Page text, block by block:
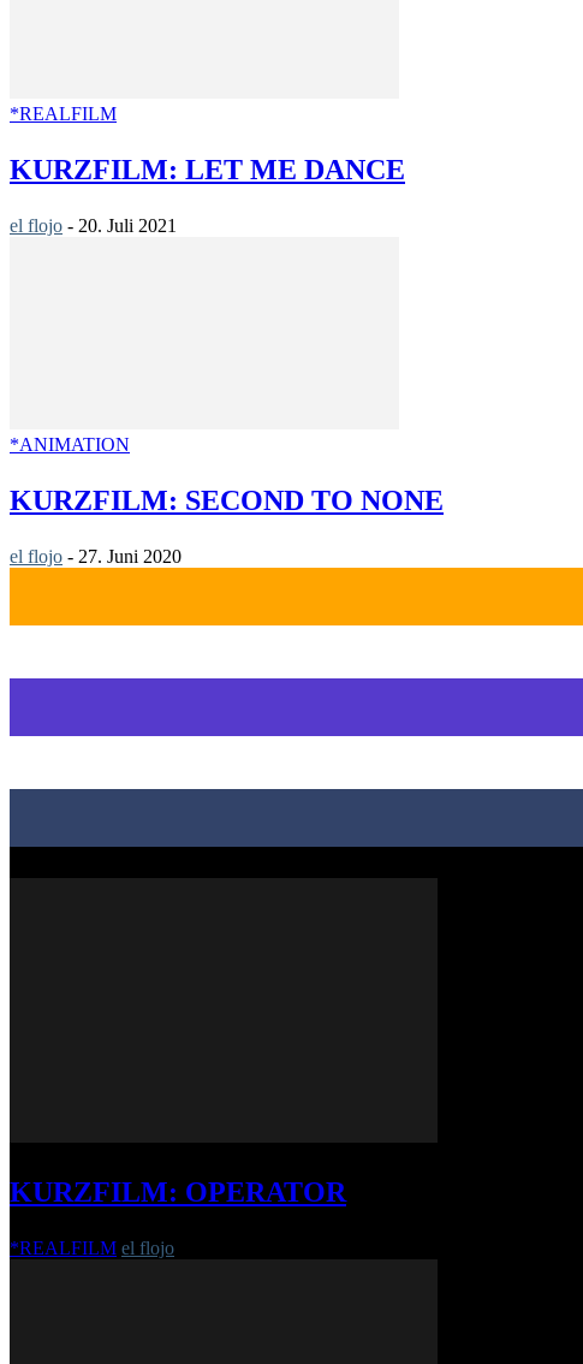
*REALFILM
KURZFILM: LET ME DANCE
el flojo - 20. Juli 2021
*ANIMATION
KURZFILM: SECOND TO NONE
el flojo - 27. Juni 2020
KURZFILM: OPERATOR
*REALFILM el flojo